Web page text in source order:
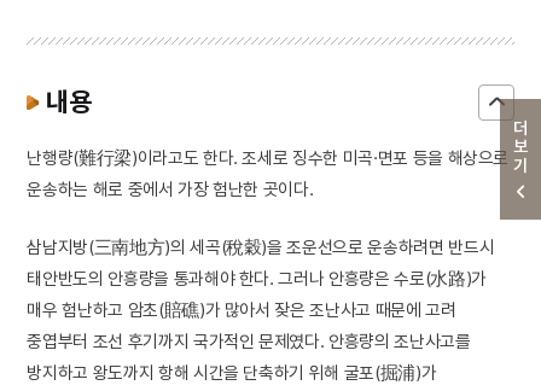
더보기
내용
난행량(難行梁)이라고도 한다. 조세로 징수한 미곡·면포 등을 해상으로
운송하는 해로 중에서 가장 험난한 곳이다.
삼남지방(三南地方)의 세곡(稅穀)을 조운선으로 운송하려면 반드시
태안반도의 안흥량을 통과해야 한다. 그러나 안흥량은 수로(水路)가
매우 험난하고 암초(賠礁)가 많아서 잦은 조난사고 때문에 고려
중엽부터 조선 후기까지 국가적인 문제였다. 안흥량의 조난사고를
방지하고 왕도까지 항해 시간을 단축하기 위해 굴포(掘浦)가